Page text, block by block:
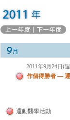
2011年9月24日(
作個得勝者 ―
運動醫學活動